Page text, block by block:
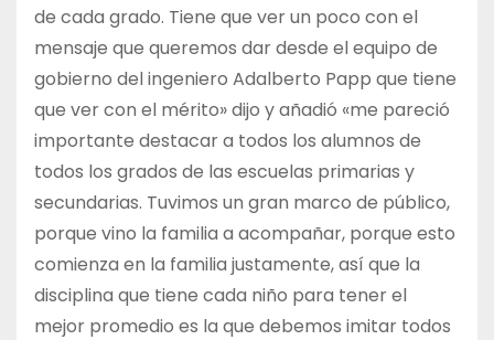
de cada grado. Tiene que ver un poco con el
mensaje que queremos dar desde el equipo de
gobierno del ingeniero Adalberto Papp que tiene
que ver con el mérito» dijo y añadió «me pareció
importante destacar a todos los alumnos de
todos los grados de las escuelas primarias y
secundarias. Tuvimos un gran marco de público,
porque vino la familia a acompañar, porque esto
comienza en la familia justamente, así que la
disciplina que tiene cada niño para tener el
mejor promedio es la que debemos imitar todos